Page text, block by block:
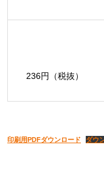
236円（税抜）
印刷用PDFダウンロード ダウ